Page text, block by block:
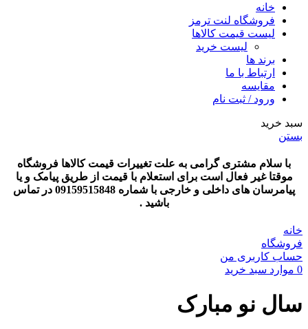
خانه
فروشگاه لنت ترمز
لیست قیمت کالاها
لیست خرید
برند ها
ارتباط با ما
مقایسه
ورود / ثبت نام
سبد خرید
بستن
با سلام مشتری گرامی به علت تغییرات قیمت کالاها فروشگاه
موقتا غیر فعال است برای استعلام با قیمت از طریق پیامک و یا
پیامرسان های داخلی و خارجی با شماره 09159515848 در تماس
باشید .
خانه
فروشگاه
حساب کاربری من
0 موارد سبد خرید
سال نو مبارک